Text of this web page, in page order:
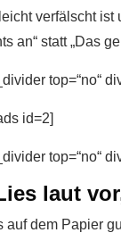
verfälscht ist
an“ statt „Das
top=“no“
id=2]
top=“no“
laut
auf dem Papier